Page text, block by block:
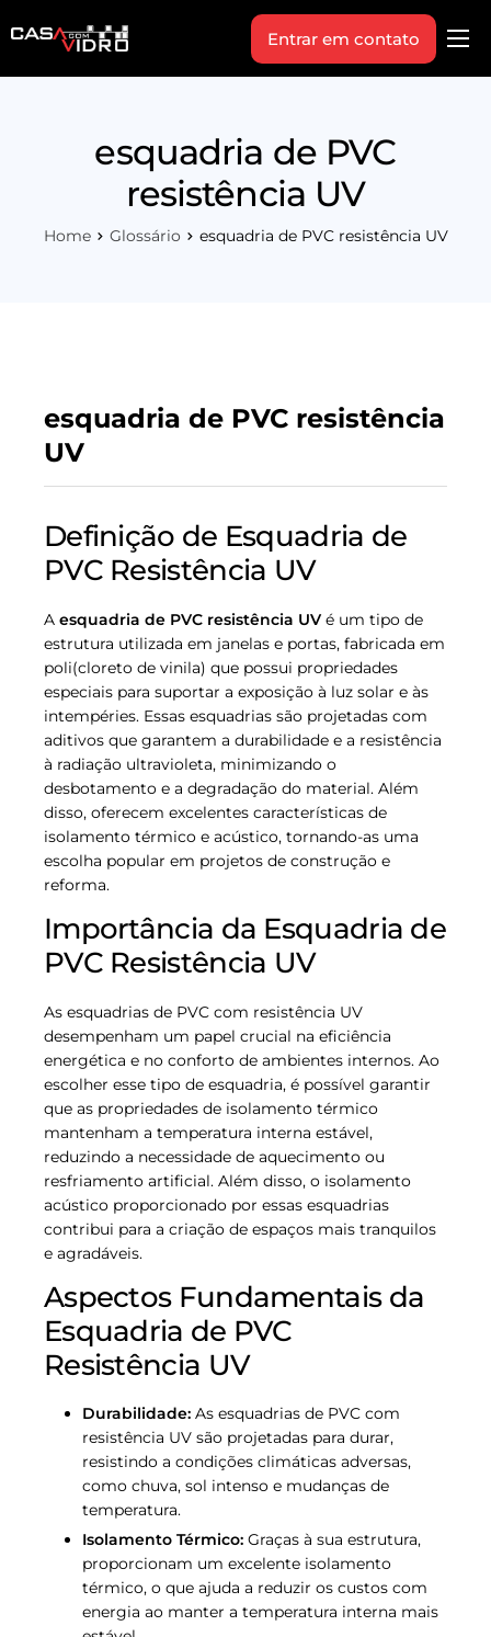
Produtos
Entrar em contato
esquadria de PVC
resistência UV
Home Glossário esquadria de PVC resistência UV
esquadria de PVC resistência
UV
Definição de Esquadria de
PVC Resistência UV
A esquadria de PVC resistência UV é um tipo de
estrutura utilizada em janelas e portas, fabricada em
poli(cloreto de vinila) que possui propriedades
especiais para suportar a exposição à luz solar e às
intempéries. Essas esquadrias são projetadas com
aditivos que garantem a durabilidade e a resistência
à radiação ultravioleta, minimizando o
desbotamento e a degradação do material. Além
disso, oferecem excelentes características de
isolamento térmico e acústico, tornando-as uma
escolha popular em projetos de construção e
reforma.
Importância da Esquadria de
PVC Resistência UV
As esquadrias de PVC com resistência UV
desempenham um papel crucial na eficiência
energética e no conforto de ambientes internos. Ao
escolher esse tipo de esquadria, é possível garantir
que as propriedades de isolamento térmico
mantenham a temperatura interna estável,
reduzindo a necessidade de aquecimento ou
resfriamento artificial. Além disso, o isolamento
acústico proporcionado por essas esquadrias
contribui para a criação de espaços mais tranquilos
e agradáveis.
Aspectos Fundamentais da
Esquadria de PVC
Resistência UV
Durabilidade: As esquadrias de PVC com
resistência UV são projetadas para durar,
resistindo a condições climáticas adversas,
como chuva, sol intenso e mudanças de
temperatura.
Isolamento Térmico: Graças à sua estrutura,
proporcionam um excelente isolamento
térmico, o que ajuda a reduzir os custos com
energia ao manter a temperatura interna mais